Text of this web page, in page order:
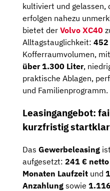
kultiviert und gelassen,
erfolgen nahezu
bietet der Volvo XC40
Alltagstauglichkeit: 452
Kofferraumvolumen,
über 1.300 Liter,
praktische Ablagen,
und Familienprogramm.
Leasingangebot:
kurzfristig startklar
Das Gewerbeleasing
aufgesetzt: 241 €
Monaten Laufzeit und
Anzahlung sowie